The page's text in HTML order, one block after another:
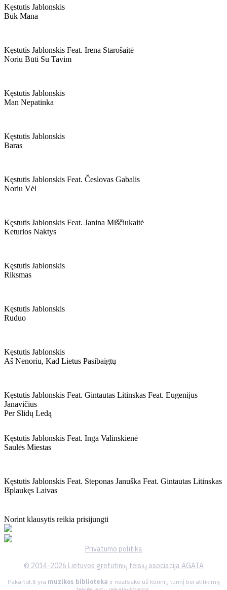
Kęstutis Jablonskis
Būk Mana
Kęstutis Jablonskis Feat. Irena Starošaitė
Noriu Būti Su Tavim
Kęstutis Jablonskis
Man Nepatinka
Kęstutis Jablonskis
Baras
Kęstutis Jablonskis Feat. Česlovas Gabalis
Noriu Vėl
Kęstutis Jablonskis Feat. Janina Miščiukaitė
Keturios Naktys
Kęstutis Jablonskis
Riksmas
Kęstutis Jablonskis
Ruduo
Kęstutis Jablonskis
Aš Nenoriu, Kad Lietus Pasibaigtų
Kęstutis Jablonskis Feat. Gintautas Litinskas Feat. Eugenijus
Janavičius
Per Slidų Ledą
Kęstutis Jablonskis Feat. Inga Valinskienė
Saulės Miestas
Kęstutis Jablonskis Feat. Steponas Januška Feat. Gintautas Litinskas
Išplaukęs Laivas
Norint klausytis reikia prisijungti
Privatumo politika
© 2014-2026 Lietuvos gretutinių teisių asociacija AGATA
Pakartot.lt yra muzikos biblioteka ir neatsako už kūrinių turinį bei atitikimą